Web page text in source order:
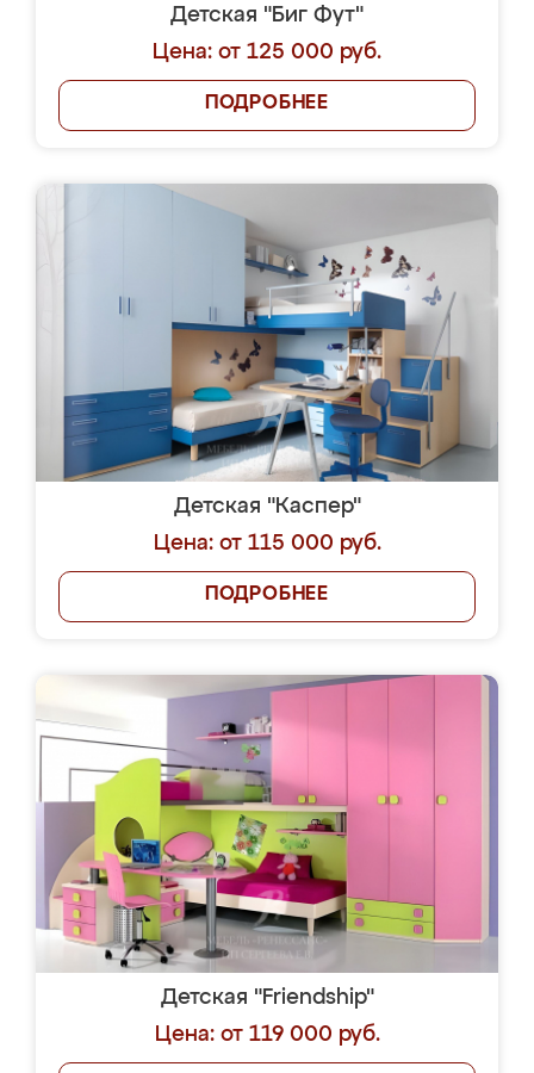
Детская "Биг Фут"
Цена: от 125 000 руб.
ПОДРОБНЕЕ
Детская "Каспер"
Цена: от 115 000 руб.
ПОДРОБНЕЕ
Детская "Friendship"
Цена: от 119 000 руб.